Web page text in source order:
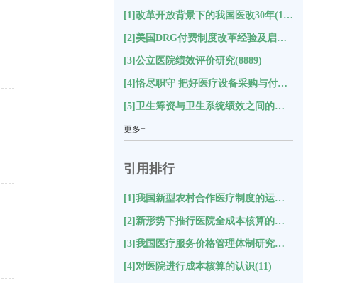
[1]改革开放背景下的我国医改30年(10215)
[2]美国DRG付费制度改革经验及启示(9431)
[3]公立医院绩效评价研究(8889)
[4]恪尽职守 把好医疗设备采购与付款关(8652)
[5]卫生筹资与卫生系统绩效之间的关系及对中国的启示研究(8588)
更多+
引用排行
[1]我国新型农村合作医疗制度的运行状况与评价分析(18)
[2]新形势下推行医院全成本核算的思考(17)
[3]我国医疗服务价格管理体制研究综述(12)
[4]对医院进行成本核算的认识(11)